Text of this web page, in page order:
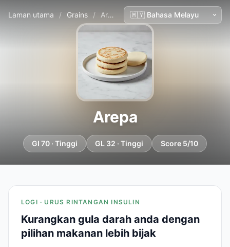
Laman utama / Grains / Arepa
Arepa
GI 70 · Tinggi GL 32 · Tinggi Score 5/10
LOGI · URUS RINTANGAN INSULIN
Kurangkan gula darah anda dengan
pilihan makanan lebih bijak